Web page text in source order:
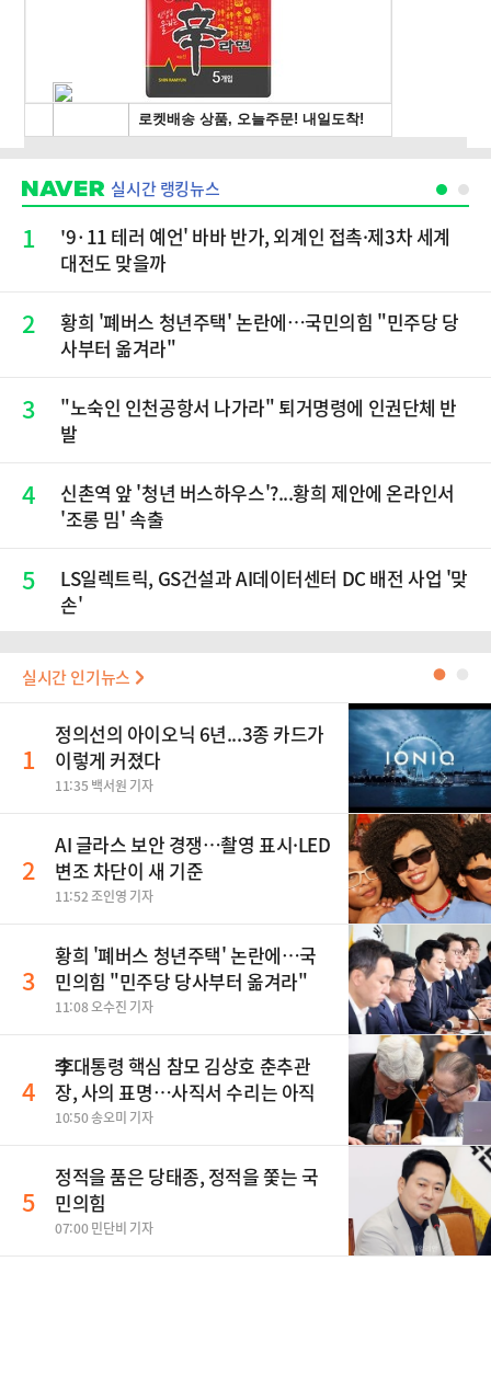
실시간 랭킹뉴스
1
'9·11 테러 예언' 바바 반가, 외계인 접촉·제3차 세계
대전도 맞을까
2
황희 '폐버스 청년주택' 논란에…국민의힘 "민주당 당
사부터 옮겨라"
3
"노숙인 인천공항서 나가라" 퇴거명령에 인권단체 반
발
4
신촌역 앞 '청년 버스하우스'?...황희 제안에 온라인서
'조롱 밈' 속출
5
LS일렉트릭, GS건설과 AI데이터센터 DC 배전 사업 '맞
손'
실시간 인기뉴스 ●
1
정의선의 아이오닉 6년...3종 카드가
이렇게 커졌다
11:35 백서원 기자
2
AI 글라스 보안 경쟁…촬영 표시·LED
변조 차단이 새 기준
11:52 조인영 기자
3
황희 '폐버스 청년주택' 논란에…국
민의힘 "민주당 당사부터 옮겨라"
11:08 오수진 기자
4
李대통령 핵심 참모 김상호 춘추관
장, 사의 표명…사직서 수리는 아직
10:50 송오미 기자
5
정적을 품은 당태종, 정적을 쫓는 국
민의힘
07:00 민단비 기자